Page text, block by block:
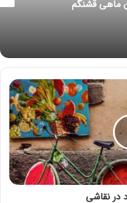
ماهی قشنگم
در نقاشی